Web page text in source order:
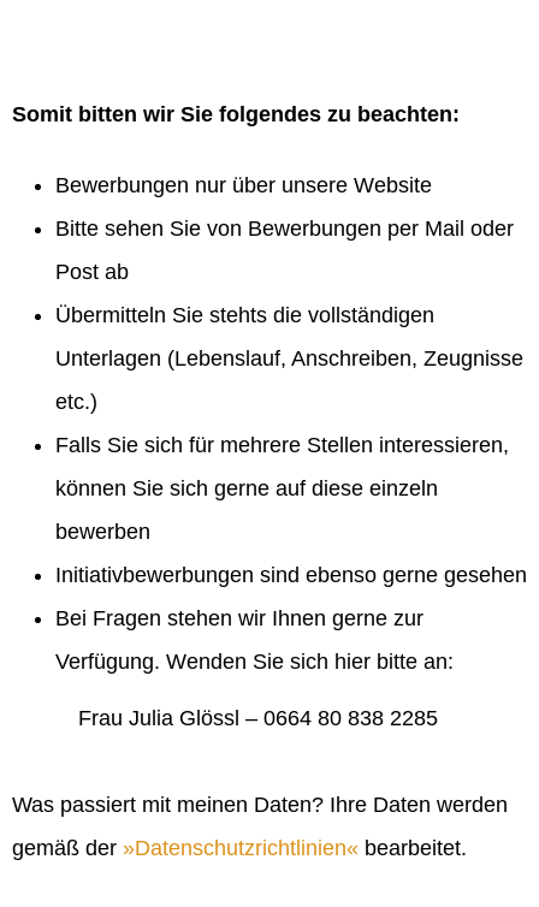
Somit bitten wir Sie folgendes zu beachten:
Bewerbungen nur über unsere Website
Bitte sehen Sie von Bewerbungen per Mail oder
Post ab
Übermitteln Sie stehts die vollständigen
Unterlagen (Lebenslauf, Anschreiben, Zeugnisse
etc.)
Falls Sie sich für mehrere Stellen interessieren,
können Sie sich gerne auf diese einzeln
bewerben
Initiativbewerbungen sind ebenso gerne gesehen
Bei Fragen stehen wir Ihnen gerne zur
Verfügung. Wenden Sie sich hier bitte an:
Frau Julia Glössl – 0664 80 838 2285
Was passiert mit meinen Daten? Ihre Daten werden
gemäß der
Datenschutzrichtlinien bearbeitet.